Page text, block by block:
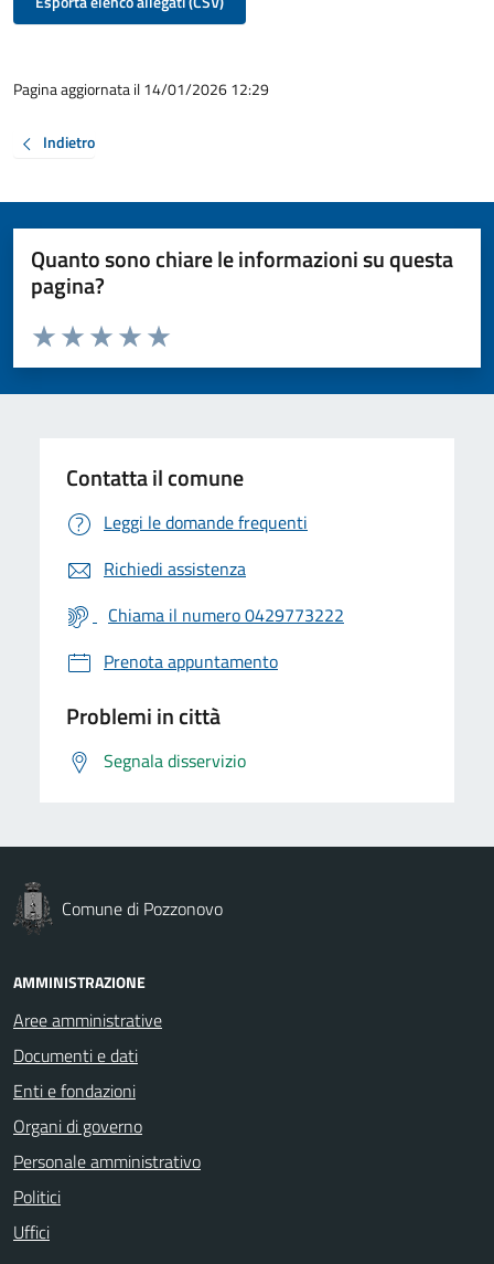
Pagina aggiornata il 14/01/2026 12:29
Indietro
Quanto sono chiare le informazioni su questa
pagina?
Valuta da 1 a 5 stelle la pagina
Valuta 5 stelle su 5
Valuta 4 stelle su 5
Valuta 3 stelle su 5
Valuta 2 stelle su 5
Valuta 1 stelle su 5
Contatta il comune
Leggi le domande frequenti
Richiedi assistenza
Chiama il numero 0429773222
Prenota appuntamento
Problemi in città
Segnala disservizio
Comune di Pozzonovo
AMMINISTRAZIONE
Aree amministrative
Documenti e dati
Enti e fondazioni
Organi di governo
Personale amministrativo
Politici
Uffici